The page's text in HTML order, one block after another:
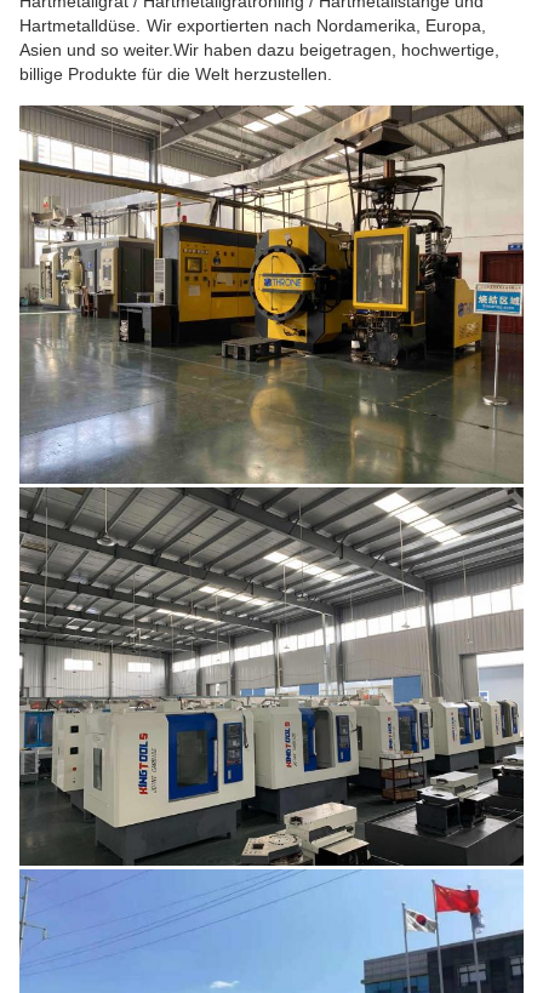
Hartmetalldüse. Wir exportierten nach Nordamerika, Europa,
Asien und so weiter.Wir haben dazu beigetragen, hochwertige,
billige Produkte für die Welt herzustellen.